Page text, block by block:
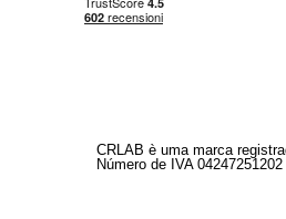
CRLAB è uma marca
Número de IVA 04247251202